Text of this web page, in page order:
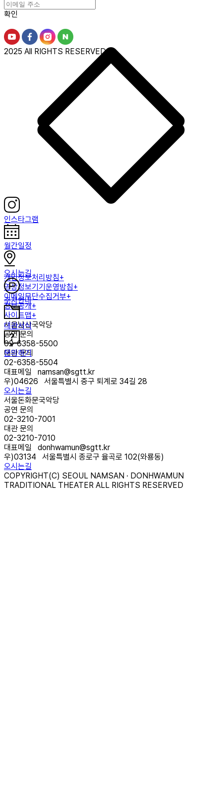
인스타그램
월간일정
오시는길
주차안내
대관서식
문의하기
확인
2025 All RIGHTS RESERVED.
개인정보처리방침+
영상정보기기운영방침+
이메일무단수집거부+
정보공개+
사이트맵+
서울남산국악당
공연 문의
02-6358-5500
대관 문의
02-6358-5504
대표메일 namsan@sgtt.kr
우)04626
서울특별시 중구 퇴계로 34길 28
오시는길
서울돈화문국악당
공연 문의
02-3210-7001
대관 문의
02-3210-7010
대표메일 donhwamun@sgtt.kr
우)03134
서울특별시 종로구 율곡로 102(와룡동)
오시는길
COPYRIGHT(C) SEOUL NAMSAN · DONHWAMUN
TRADITIONAL THEATER ALL RIGHTS RESERVED